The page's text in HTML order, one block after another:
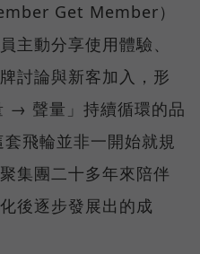
Get Member）
主動分享使用體驗、
討論與新客加入，形
聲量」持續循環的品
飛輪並非一開始就規
集團二十多年來陪伴
後逐步發展出的成